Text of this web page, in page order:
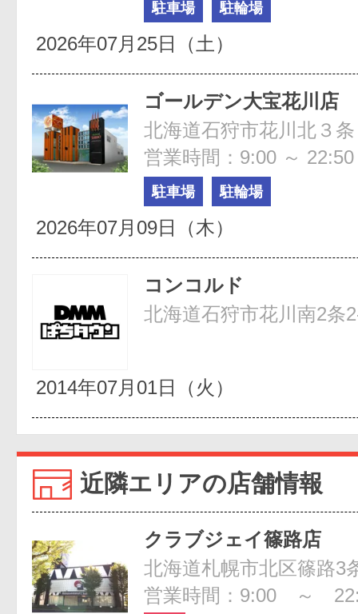
駐車場 駐輪場
2026年07月25日（土）
ゴールデン大宝花川店
北海道石狩市花川北３
営業時間：9:00 ～ 22:50
駐車場 駐輪場
2026年07月09日（木）
コンコルド
北海道石狩市花川南2条
2014年07月01日（火）
近隣エリアの店舗情報
クラブジェイ篠路店
北海道札幌市北区篠路3
営業時間：9:00 ～